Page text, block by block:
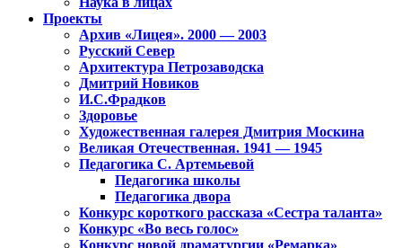
Проекты
Архив «Лицея». 2000 — 2003
Русский Север
Архитектура Петрозаводска
Дмитрий Новиков
И.С.Фрадков
Здоровье
Художественная галерея Дмитрия Москина
Великая Отечественная. 1941 — 1945
Педагогика С. Артемьевой
Педагогика школы
Педагогика двора
Конкурс короткого рассказа «Сестра таланта»
Конкурс «Во весь голос»